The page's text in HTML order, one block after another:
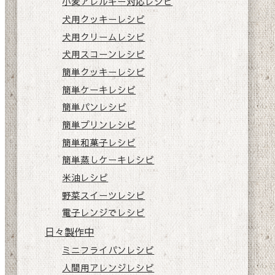
犬用クッキーレシピ
犬用クリームレシピ
犬用スコーンレシピ
簡単クッキーレシピ
簡単ケーキレシピ
簡単パンレシピ
簡単プリンレシピ
簡単和菓子レシピ
簡単蒸しケーキレシピ
米油レシピ
野菜スイーツレシピ
電子レンジでレシピ
日々製作中
ミニフライパンレシピ
人間用アレンジレシピ